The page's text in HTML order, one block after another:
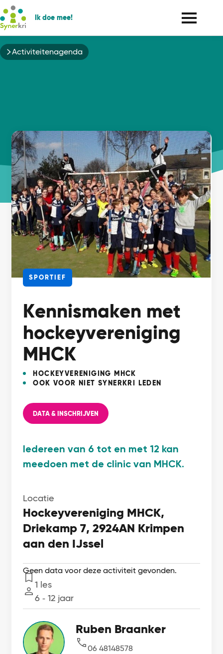
Ik doe mee!
Kruimelpad
Activiteitenagenda
SPORTIEF
Kennismaken met
hockeyvereniging
MHCK
HOCKEYVERENIGING MHCK
OOK VOOR NIET SYNERKRI LEDEN
DATA & INSCHRIJVEN
Iedereen van 6 tot en met 12 kan
meedoen met de clinic van MHCK.
Locatie
Hockeyvereniging MHCK,
Driekamp 7, 2924AN Krimpen
aan den IJssel
Geen data voor deze activiteit gevonden.
Lessen
1 les
Leeftijd
6 ‐ 12 jaar
Ruben Braanker
06 48148578